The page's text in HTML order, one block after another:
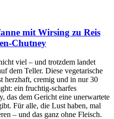
mit Wirsing zu Reis
Chutney
viel – und trotzdem landet
dem Teller. Diese vegetarische
herzhaft, cremig und in nur 30
ein fruchtig-scharfes
das dem Gericht eine unerwartete
Für alle, die Lust haben, mal
– und das ganz ohne Fleisch.